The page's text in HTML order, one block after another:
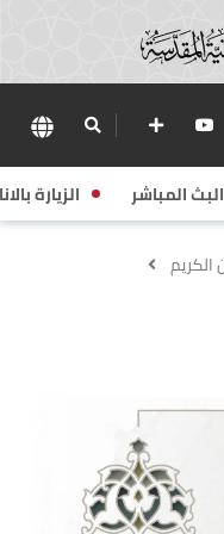
البث المباشر الزيارة
الكريم